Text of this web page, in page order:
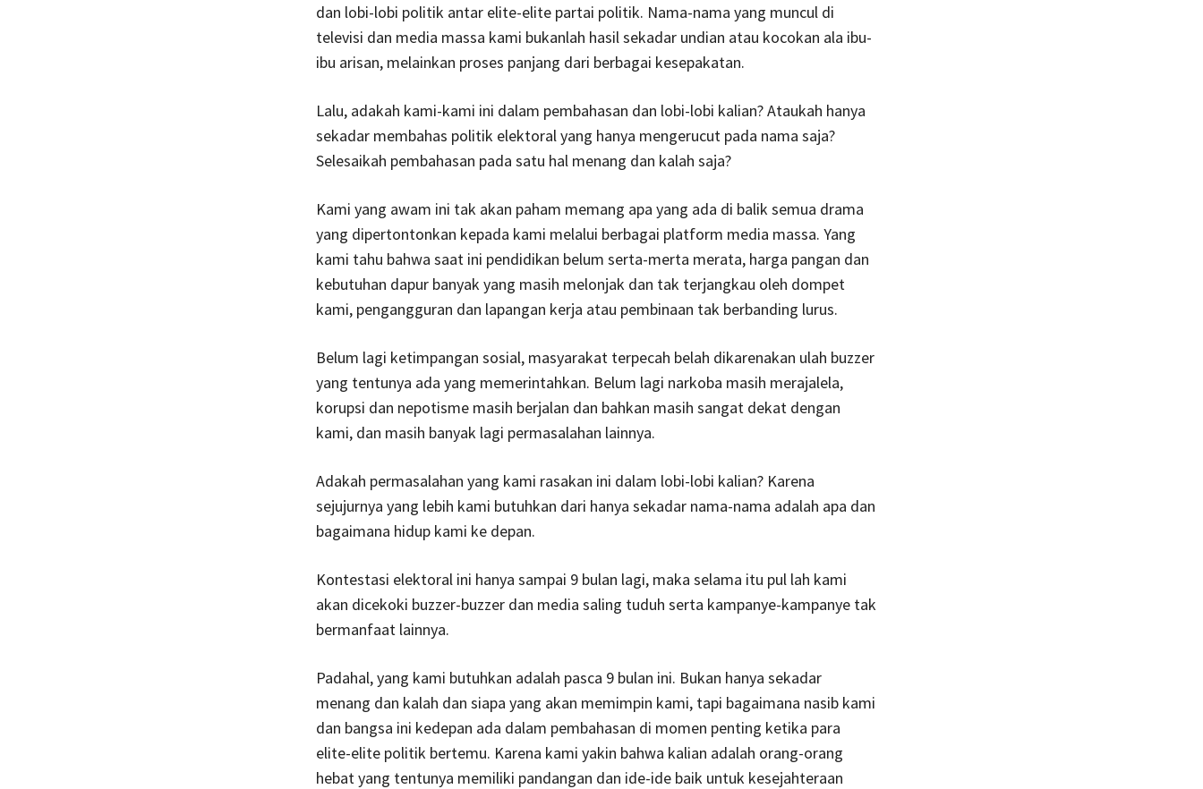
dan lobi-lobi politik antar elite-elite partai politik. Nama-nama yang muncul di
televisi dan media massa kami bukanlah hasil sekadar undian atau kocokan ala ibu-
ibu arisan, melainkan proses panjang dari berbagai kesepakatan.
Lalu, adakah kami-kami ini dalam pembahasan dan lobi-lobi kalian? Ataukah hanya
sekadar membahas politik elektoral yang hanya mengerucut pada nama saja?
Selesaikah pembahasan pada satu hal menang dan kalah saja?
Kami yang awam ini tak akan paham memang apa yang ada di balik semua drama
yang dipertontonkan kepada kami melalui berbagai platform media massa. Yang
kami tahu bahwa saat ini pendidikan belum serta-merta merata, harga pangan dan
kebutuhan dapur banyak yang masih melonjak dan tak terjangkau oleh dompet
kami, pengangguran dan lapangan kerja atau pembinaan tak berbanding lurus.
Belum lagi ketimpangan sosial, masyarakat terpecah belah dikarenakan ulah buzzer
yang tentunya ada yang memerintahkan. Belum lagi narkoba masih merajalela,
korupsi dan nepotisme masih berjalan dan bahkan masih sangat dekat dengan
kami, dan masih banyak lagi permasalahan lainnya.
Adakah permasalahan yang kami rasakan ini dalam lobi-lobi kalian? Karena
sejujurnya yang lebih kami butuhkan dari hanya sekadar nama-nama adalah apa dan
bagaimana hidup kami ke depan.
Kontestasi elektoral ini hanya sampai 9 bulan lagi, maka selama itu pul lah kami
akan dicekoki buzzer-buzzer dan media saling tuduh serta kampanye-kampanye tak
bermanfaat lainnya.
Padahal, yang kami butuhkan adalah pasca 9 bulan ini. Bukan hanya sekadar
menang dan kalah dan siapa yang akan memimpin kami, tapi bagaimana nasib kami
dan bangsa ini kedepan ada dalam pembahasan di momen penting ketika para
elite-elite politik bertemu. Karena kami yakin bahwa kalian adalah orang-orang
hebat yang tentunya memiliki pandangan dan ide-ide baik untuk kesejahteraan